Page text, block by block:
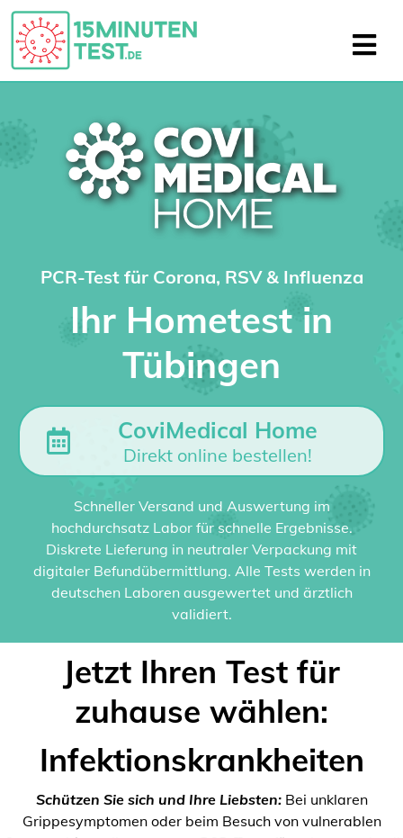
PCR-Test für Corona, RSV & Influenza
Ihr Hometest in
Tübingen
CoviMedical Home
Direkt online bestellen!
Schneller Versand und Auswertung im
hochdurchsatz Labor für schnelle Ergebnisse.
Diskrete Lieferung in neutraler Verpackung mit
digitaler Befundübermittlung. Alle Tests werden in
deutschen Laboren ausgewertet und ärztlich
validiert.
Jetzt Ihren Test für
zuhause wählen:
Infektionskrankheiten
Schützen Sie sich und Ihre Liebsten:Bei unklaren
Grippesymptomen oder beim Besuch von vulnerablen